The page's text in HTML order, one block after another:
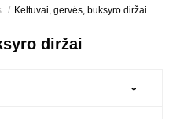
Keltuvai, gervės, buksyro diržai
diržai